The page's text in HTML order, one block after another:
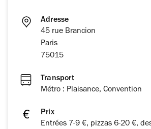
Adresse
45 rue Brancion
Paris
75015
Transport
Métro : Plaisance, Convention
Prix
Entrées 7-9 €, pizzas 6-20 €,